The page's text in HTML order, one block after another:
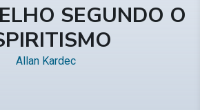
SEGUNDO O
Allan Kardec